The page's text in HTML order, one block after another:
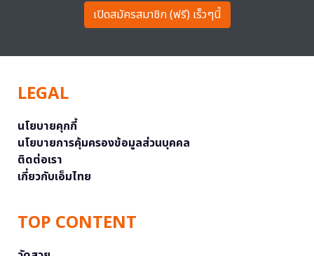
เปิดสมัครสมาชิก (ฟรี) เร็วๆนี้
LEGAL
นโยบายคุกกี้
นโยบายการคุ้มครองข้อมูลส่วนบุคคล
ติดต่อเรา
เกี่ยวกับเอ็มไทย
TOP CONTENT